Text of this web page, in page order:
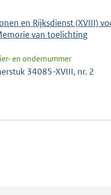
en Rijksdienst (XVIII)
van toelichting
en ondernummer
34085-XVIII, nr. 2